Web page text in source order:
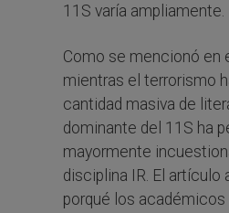
11S varía ampliamente.
Como se mencionó en
mientras el terrorismo
cantidad masiva de
dominante del 11S ha
mayormente
disciplina IR. El artículo
porqué los académicos